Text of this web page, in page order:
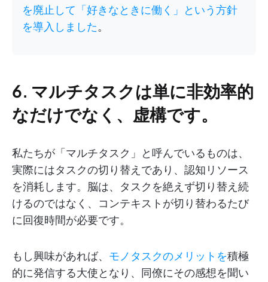
を廃止して「好きなときに働く」という方針
を導入しました。
6. マルチタスクは単に非効率的
なだけでなく、虚構です。
私たちが「マルチタスク」と呼んでいるものは、
実際にはタスクの切り替えであり、認知リソース
を消耗します。脳は、タスクを絶えず切り替え続
けるのではなく、コンテキストが切り替わるたび
に回復時間が必要です。
もし興味があれば、 モノタスクのメリットを積極
的に発信する大使となり、同僚にその感想を聞い